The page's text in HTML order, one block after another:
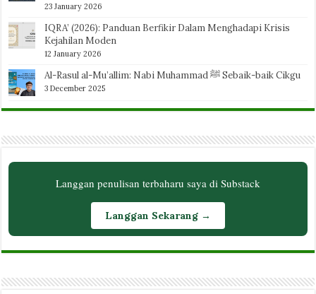
23 January 2026
IQRA’ (2026): Panduan Berfikir Dalam Menghadapi Krisis
Kejahilan Moden
12 January 2026
Al-Rasul al-Mu’allim: Nabi Muhammad ﷺ Sebaik-baik Cikgu
3 December 2025
Langgan penulisan terbaharu saya di Substack
Langgan Sekarang →